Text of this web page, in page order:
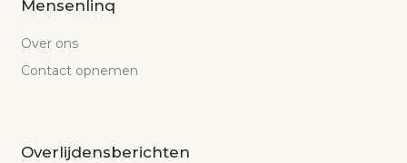
Mensenlinq
Over ons
Contact opnemen
Overlijdensberichten